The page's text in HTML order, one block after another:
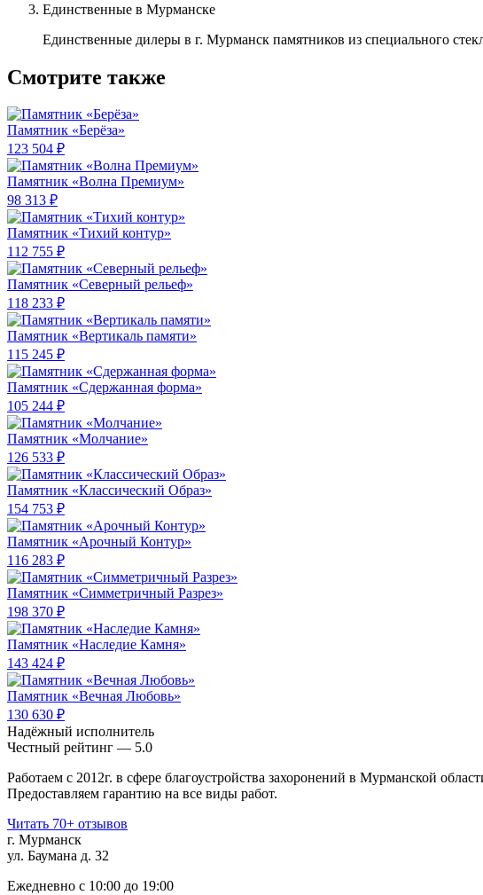
Единственные в Мурманске
Единственные дилеры в г. Мурманск памятников из специального
Смотрите также
Памятник «Берёза»
123 504 ₽
Памятник «Волна Премиум»
98 313 ₽
Памятник «Тихий контур»
112 755 ₽
Памятник «Северный рельеф»
118 233 ₽
Памятник «Вертикаль памяти»
115 245 ₽
Памятник «Сдержанная форма»
105 244 ₽
Памятник «Молчание»
126 533 ₽
Памятник «Классический Образ»
154 753 ₽
Памятник «Арочный Контур»
116 283 ₽
Памятник «Симметричный Разрез»
198 370 ₽
Памятник «Наследие Камня»
143 424 ₽
Памятник «Вечная Любовь»
130 630 ₽
Надёжный исполнитель
Чеcтный рейтинг — 5.0
Работаем с 2012г. в сфере благоустройства захоронений в Мурманской
Предоставляем гарантию на все виды работ.
Читать 70+ отзывов
г. Мурманск
ул. Баумана д. 32
Ежедневно с 10:00 до 19:00